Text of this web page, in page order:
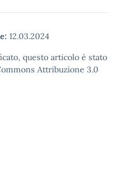
12.03.2024
questo articolo è stato
Attribuzione 3.0